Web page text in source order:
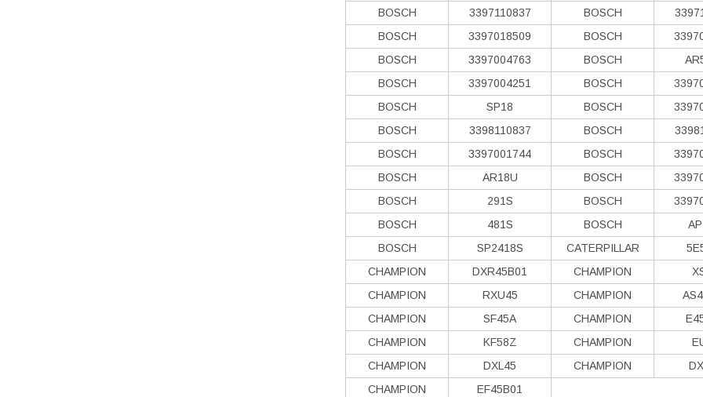
BOSCH
3397110837 BOSCH
BOSCH
3397018509 BOSCH
BOSCH
3397004763 BOSCH
BOSCH
3397004251 BOSCH
BOSCH
SP18 BOSCH
BOSCH
3398110837 BOSCH
BOSCH
3397001744 BOSCH
BOSCH
AR18U BOSCH
BOSCH
291S BOSCH
BOSCH
481S BOSCH
BOSCH
SP2418S CATERPILLAR
CHAMPION
DXR45B01 CHAMPION
CHAMPION
RXU45 CHAMPION
CHAMPION
SF45A CHAMPION
CHAMPION
KF58Z CHAMPION
CHAMPION
DXL45 CHAMPION
CHAMPION
EF45B01